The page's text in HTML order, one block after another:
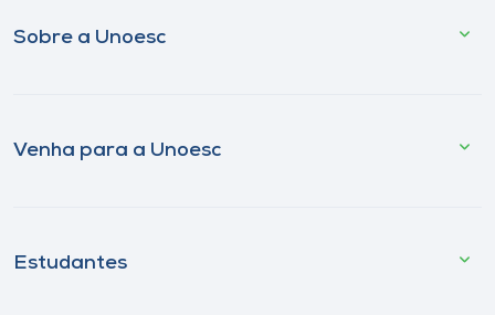
Sobre a Unoesc
Venha para a Unoesc
Estudantes